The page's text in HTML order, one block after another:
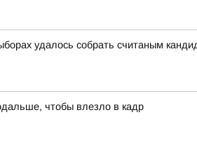
удалось собрать считаным
чтобы влезло в кадр